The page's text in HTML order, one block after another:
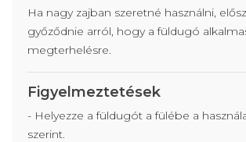
Ha nagy zajban szeretné használni,
győződnie arról, hogy a füldugó
megterhelésre.
Figyelmeztetések
- Helyezze a füldugót a fülébe a
szerint.